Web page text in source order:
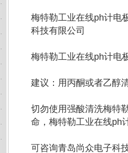
梅特勒工业在线ph计电
科技有限公司
梅特勒工业在线ph计电
建议：用丙酮或者乙醇
切勿使用强酸清洗梅特
命，梅特勒工业在线ph
可咨询青岛尚众电子科